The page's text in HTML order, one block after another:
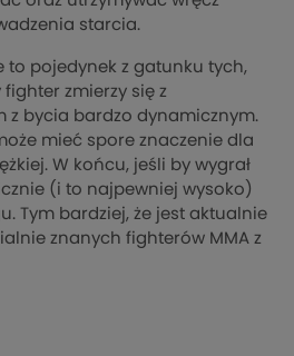
starcia.
to pojedynek z gatunku tych,
zmierzy się z
z bycia bardzo dynamicznym.
mieć spore znaczenie dla
W końcu, jeśli by wygrał
(i to najpewniej wysoko)
Tym bardziej, że jest aktualnie
znanych fighterów MMA z